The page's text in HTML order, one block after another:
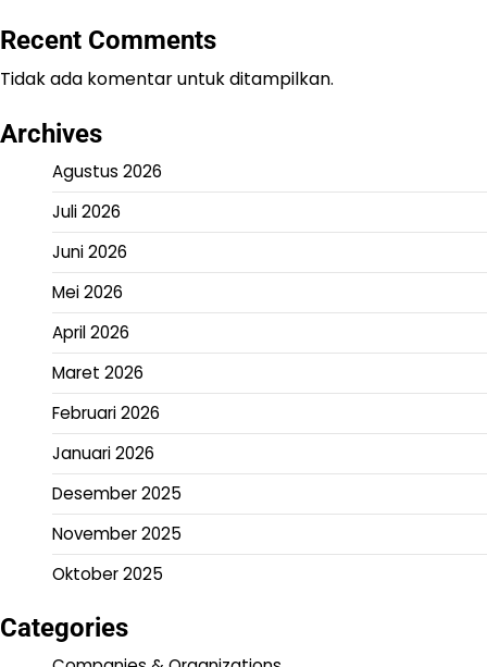
Recent Comments
Tidak ada komentar untuk ditampilkan.
Archives
Agustus 2026
Juli 2026
Juni 2026
Mei 2026
April 2026
Maret 2026
Februari 2026
Januari 2026
Desember 2025
November 2025
Oktober 2025
Categories